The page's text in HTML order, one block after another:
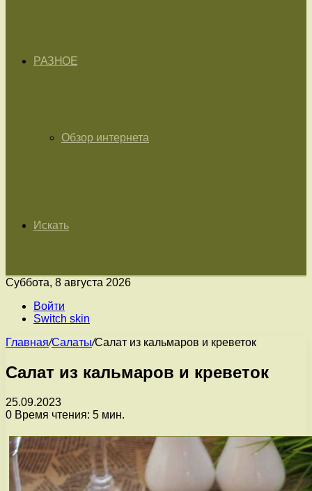
РАЗНОЕ
Обзор интернета
Искать
Суббота, 8 августа 2026
Войти
Switch skin
Главная/Салаты/Салат из кальмаров и креветок
Салат из кальмаров и креветок
25.09.2023
0 Время чтения: 5 мин.